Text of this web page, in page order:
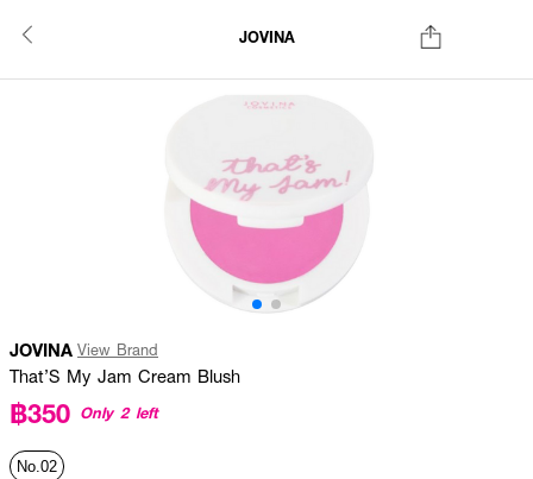
JOVINA
JOVINA View Brand
That’S My Jam Cream Blush
฿350 Only 2 left
No.02